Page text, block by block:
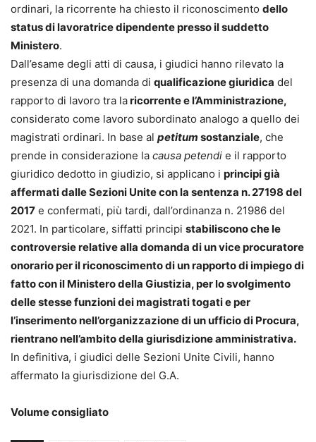
ordinari, la ricorrente ha chiesto il riconoscimento dello
status di lavoratrice dipendente presso il suddetto
Ministero.
Dall’esame degli atti di causa, i giudici hanno rilevato la
presenza di una domanda di qualificazione giuridica del
rapporto di lavoro tra laricorrente e l’Amministrazione,
considerato come lavoro subordinato analogo a quello dei
magistrati ordinari. In base al petitum sostanziale, che
prende in considerazione la causa petendi e il rapporto
giuridico dedotto in giudizio, si applicano i principi già
affermati dalle Sezioni Unite con la sentenza n. 27198 del
2017 e confermati, più tardi, dall’ordinanza n. 21986 del
2021. In particolare, siffatti principi stabiliscono che le
controversie relative alla domanda di un vice procuratore
onorario per il riconoscimento di un rapporto di impiego di
fatto con il Ministero della Giustizia, per lo svolgimento
delle stesse funzioni dei magistrati togati e per
l’inserimento nell’organizzazione di un ufficio di Procura,
rientrano nell’ambito della giurisdizione amministrativa.
In definitiva, i giudici delle Sezioni Unite Civili, hanno
affermato la giurisdizione del G.A.
Volume consigliato